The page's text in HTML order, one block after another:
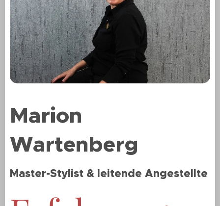
Marion
Wartenberg
Master-Stylist & leitende Angestellte